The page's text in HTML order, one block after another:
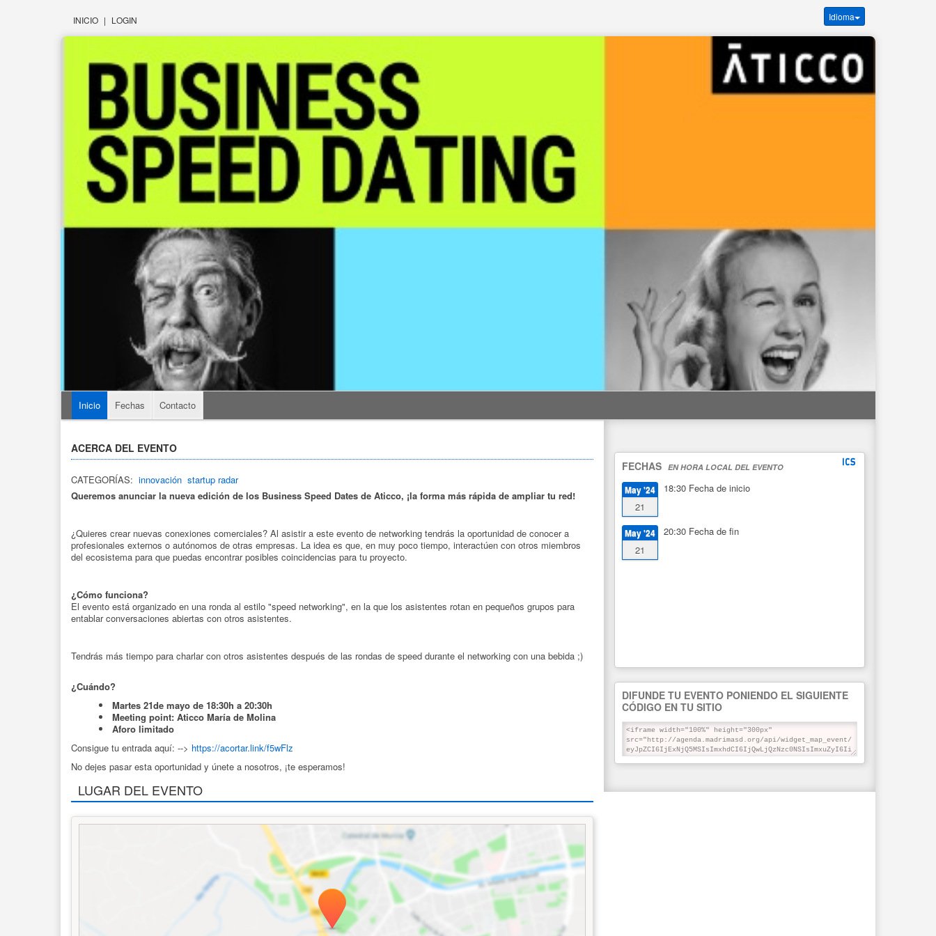
INICIO | LOGIN Idioma
Inicio Fechas Contacto
ACERCA DEL EVENTO
CATEGORÍAS: innovación startup radar
Queremos anunciar la nueva edición de los Business Speed Dates de Aticco, ¡la forma más rápida de ampliar tu red!
¿Quieres crear nuevas conexiones comerciales? Al asistir a este evento de networking tendrás la oportunidad de conocer a
profesionales externos o autónomos de otras empresas. La idea es que, en muy poco tiempo, interactúen con otros miembros
del ecosistema para que puedas encontrar posibles coincidencias para tu proyecto.
¿Cómo funciona?
El evento está organizado en una ronda al estilo "speed networking", en la que los asistentes rotan en pequeños grupos para
entablar conversaciones abiertas con otros asistentes.
Tendrás más tiempo para charlar con otros asistentes después de las rondas de speed durante el networking con una bebida ;)
¿Cuándo?
Martes 21de mayo de 18:30h a 20:30h
Meeting point: Aticco María de Molina
Aforo limitado
Consigue tu entrada aquí: --> https://acortar.link/f5wFlz
No dejes pasar esta oportunidad y únete a nosotros, ¡te esperamos!
LUGAR DEL EVENTO
FECHAS EN HORA LOCAL DEL EVENTO
May '24
21
18:30 Fecha de inicio
May '24
21
20:30 Fecha de fin
DIFUNDE TU EVENTO PONIENDO EL SIGUIENTE
CÓDIGO EN TU SITIO